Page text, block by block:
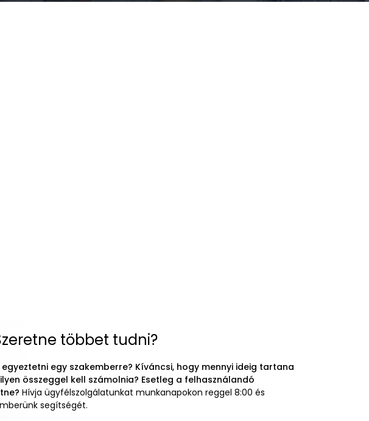
többet tudni?
egy szakemberre? Kíváncsi, hogy mennyi ideig tartana
összeggel kell számolnia? Esetleg a felhasználandó
Hívja ügyfélszolgálatunkat munkanapokon reggel 8:00 és
segítségét.